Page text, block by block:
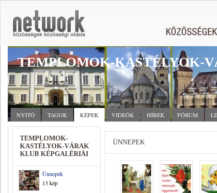
TEMPLOMOK-KASTÉLYOK-
NYITÓ TAGOK KÉPEK VIDEÓK HÍREK FÓRUM
TEMPLOMOK-
KASTÉLYOK-VÁRAK
KLUB KÉPGALÉRIÁI
Ünnepek
13 kép
ÜNNEPEK